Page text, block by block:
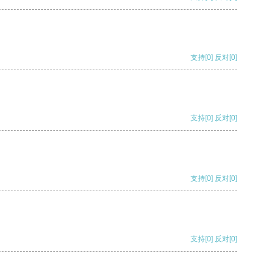
支持[0] 反对[0]
支持[0] 反对[0]
支持[0] 反对[0]
支持[0] 反对[0]